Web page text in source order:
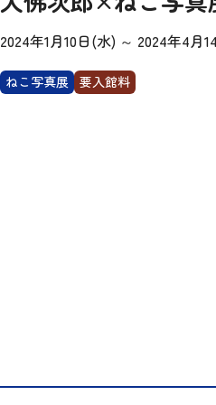
2024年1月10日(水) ～ 2024年4月
ねこ写真展 要入館料